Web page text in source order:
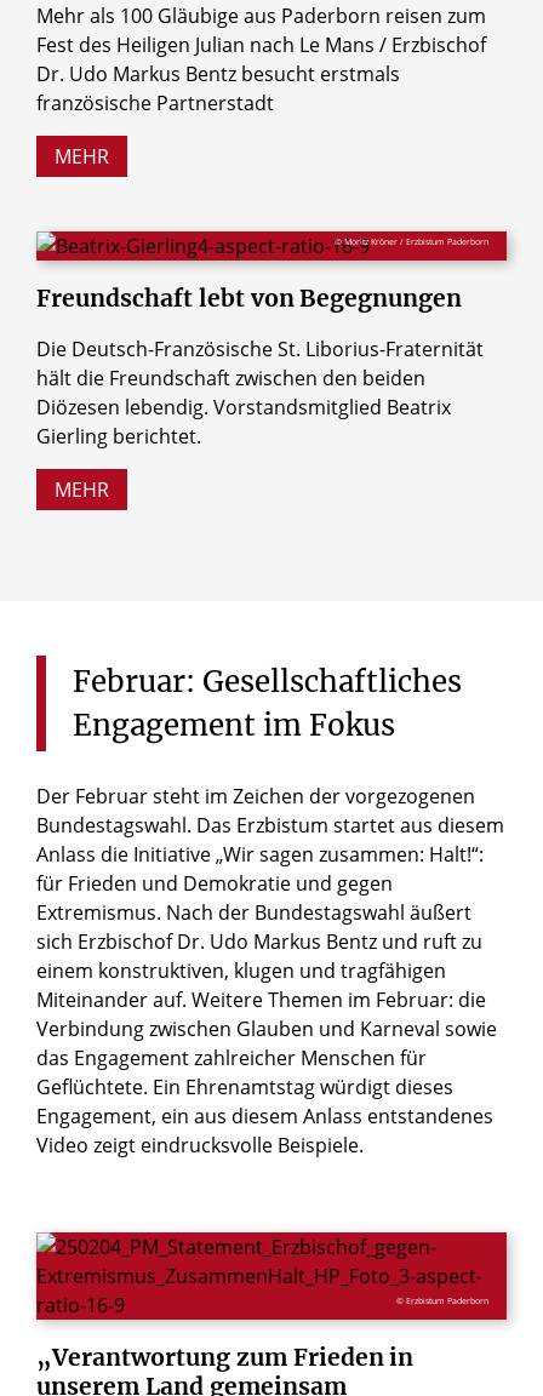
Mehr als 100 Gläubige aus Paderborn reisen zum
Fest des Heiligen Julian nach Le Mans / Erzbischof
Dr. Udo Markus Bentz besucht erstmals
französische Partnerstadt
MEHR
© Moritz Kröner / Erzbistum Paderborn
Freundschaft lebtvonBegegnungen
Die Deutsch-Französische St. Liborius-Fraternität
hält die Freundschaft zwischen den beiden
Diözesen lebendig. Vorstandsmitglied Beatrix
Gierling berichtet.
MEHR
Februar: Gesellschaftliches
Engagement im Fokus
Der Februar steht im Zeichen der vorgezogenen
Bundestagswahl. Das Erzbistum startet aus diesem
Anlass die Initiative „Wir sagen zusammen: Halt!“:
für Frieden und Demokratie und gegen
Extremismus. Nach der Bundestagswahl äußert
sich Erzbischof Dr. Udo Markus Bentz und ruft zu
einem konstruktiven, klugen und tragfähigen
Miteinander auf. Weitere Themen im Februar: die
Verbindung zwischen Glauben und Karneval sowie
das Engagement zahlreicher Menschen für
Geflüchtete. Ein Ehrenamtstag würdigt dieses
Engagement, ein aus diesem Anlass entstandenes
Video zeigt eindrucksvolle Beispiele.
© Erzbistum Paderborn
„Verantwortung zum Friedenin
unserem Land gemeinsam